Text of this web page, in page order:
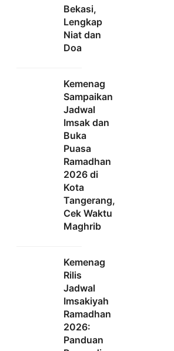
Bekasi,
Lengkap
Niat dan
Doa
Kemenag
Sampaikan
Jadwal
Imsak dan
Buka
Puasa
Ramadhan
2026 di
Kota
Tangerang,
Cek Waktu
Maghrib
Kemenag
Rilis
Jadwal
Imsakiyah
Ramadhan
2026:
Panduan